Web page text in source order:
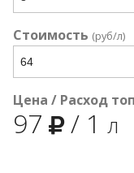
Стоимость (руб/л)
Цена / Расход
97 / 1 л